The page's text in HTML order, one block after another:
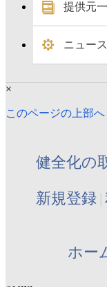
提供元
ニュー
×
このページの上部へ
健全化の
新規登録
ホー